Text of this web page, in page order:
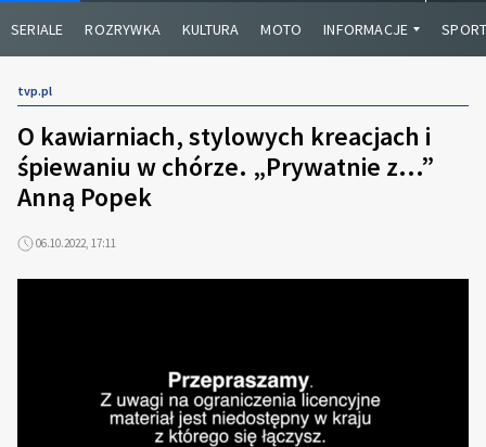
SERIALE ROZRYWKA KULTURA MOTO INFORMACJE
tvp.pl
O kawiarniach, stylowych kreacjach i
śpiewaniu w chórze. „Prywatnie z...”
Anną Popek
06.10.2022, 17:11